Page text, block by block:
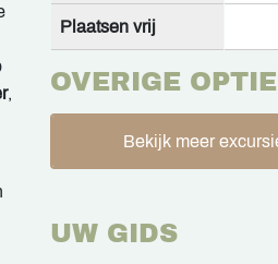
,
Plaatsen vrij
OVERIGE
Bekijk meer
UW GIDS